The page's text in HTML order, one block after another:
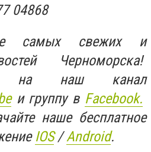
04868
самых свежих и
Черноморска!
на наш канал
и группу в Facebook.
наше бесплатное
IOS/Android.